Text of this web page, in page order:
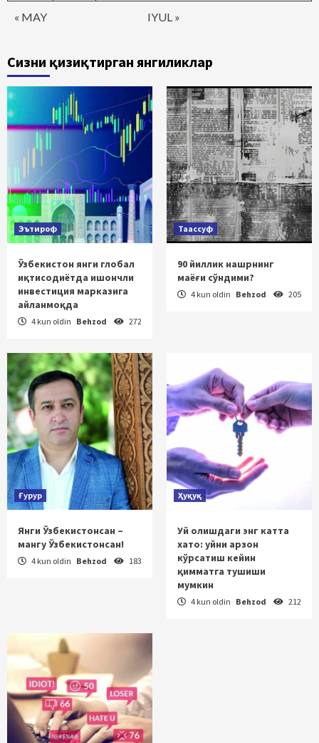
« MAY IYUL »
Сизни қизиқтирган янгиликлар
Эътироф
Ўзбекистон янги глобал
иқтисодиётда ишончли
инвестиция марказига
айланмоқда
4 kun oldin Behzod 272
Таассуф
90 йиллик нашрнинг
маёғи сўндими?
4 kun oldin Behzod 205
Ғурур
Янги Ўзбекистонсан –
мангу Ўзбекистонсан!
4 kun oldin Behzod 183
Ҳуқуқ
Уй олишдаги энг катта
хато: уйни арзон
кўрсатиш кейин
қимматга тушиши
мумкин
4 kun oldin Behzod 212